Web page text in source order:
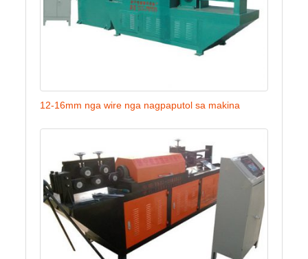
12-16mm nga wire nga nagpaputol sa makina